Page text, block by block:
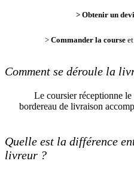
> Obtenir un
> Commander la course
Comment se déroule la
Le coursier réceptionne le
bordereau de livraison
Quelle est la différence
livreur ?